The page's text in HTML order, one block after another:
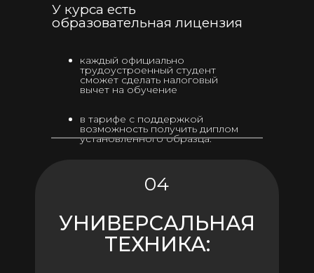
У курса есть
образовательная лицензия
каждый официально
трудоустроенный студент
сможет сделать налоговый
вычет на обучение
в тарифе с поддержкой
возможность получить диплом
установленного образца.
УНИВЕРСАЛЬНАЯ
ТЕХНИКА:
04